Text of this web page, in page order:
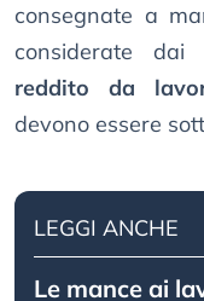
consegnate a
considerate dai
reddito da
devono essere
LEGGI ANCHE
Le mance ai